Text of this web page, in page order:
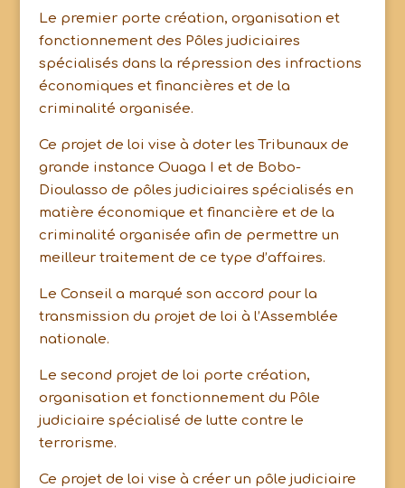
Le premier porte création, organisation et
fonctionnement des Pôles judiciaires
spécialisés dans la répression des infractions
économiques et financières et de la
criminalité organisée.
Ce projet de loi vise à doter les Tribunaux de
grande instance Ouaga I et de Bobo-
Dioulasso de pôles judiciaires spécialisés en
matière économique et financière et de la
criminalité organisée afin de permettre un
meilleur traitement de ce type d’affaires.
Le Conseil a marqué son accord pour la
transmission du projet de loi à l’Assemblée
nationale.
Le second projet de loi porte création,
organisation et fonctionnement du Pôle
judiciaire spécialisé de lutte contre le
terrorisme.
Ce projet de loi vise à créer un pôle judiciaire